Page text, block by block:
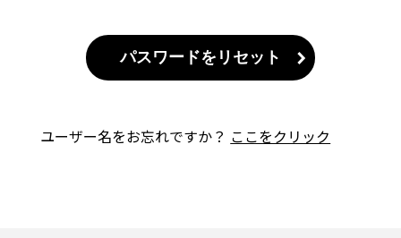
ユーザー名をお忘れですか？ ここをクリック